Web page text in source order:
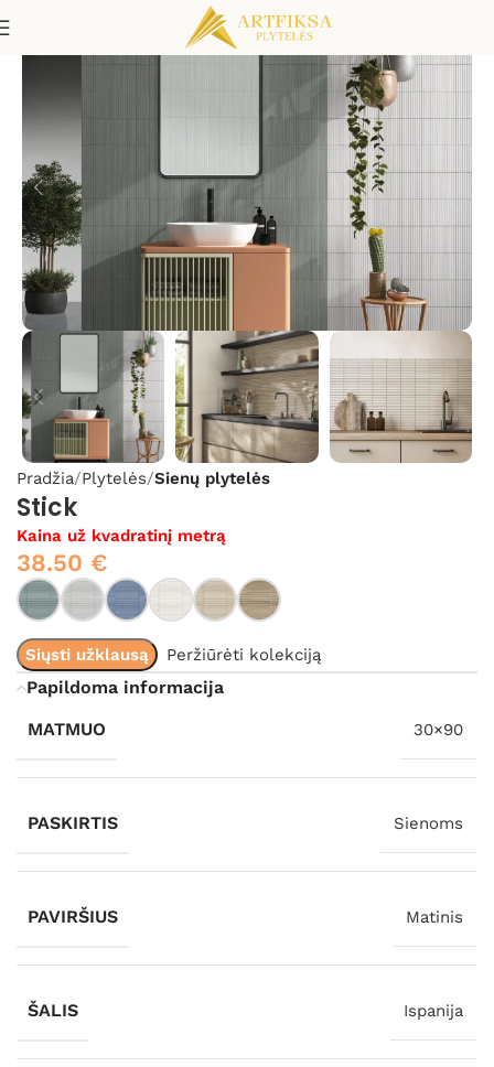
Pradžia Plytelės Sienų plytelės
Stick
Kaina už kvadratinį metrą
38.50 €
Siųsti užklausą Peržiūrėti kolekciją
Papildoma informacija
MATMUO
30×90
PASKIRTIS Sienoms
PAVIRŠIUS Matinis
ŠALIS Ispanija